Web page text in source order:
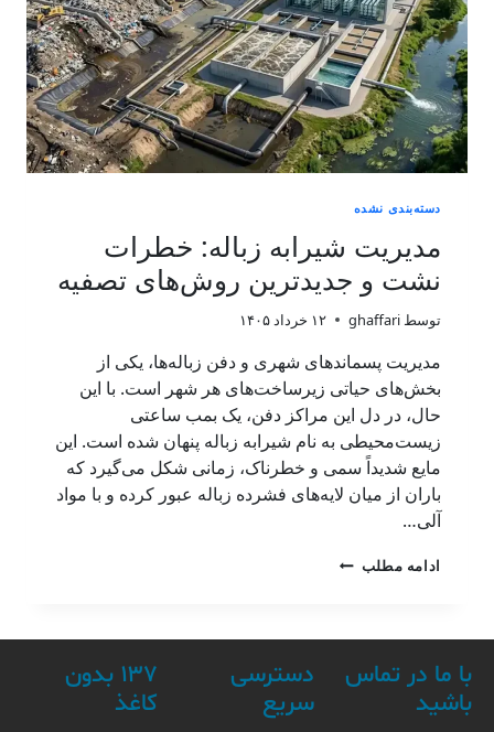
دسته‌بندی نشده
مدیریت شیرابه زباله: خطرات
نشت و جدیدترین روش‌های تصفیه
توسط ghaffari ۱۲ خرداد ۱۴۰۵
مدیریت پسماندهای شهری و دفن زباله‌ها، یکی از
بخش‌های حیاتی زیرساخت‌های هر شهر است. با این
حال، در دل این مراکز دفن، یک بمب ساعتی
زیست‌محیطی به نام شیرابه زباله پنهان شده است. این
مایع شدیداً سمی و خطرناک، زمانی شکل می‌گیرد که
باران از میان لایه‌های فشرده زباله عبور کرده و با مواد
آلی…
ادامه مطلب
با ما در تماس
باشید
دسترسی
سریع
۱۳۷ بدون
کاغذ